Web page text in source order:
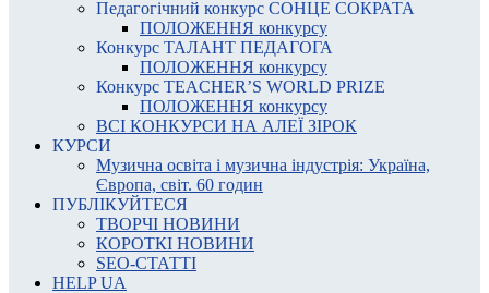
Педагогічний конкурс СОНЦЕ СОКРАТА
ПОЛОЖЕННЯ конкурсу
Конкурс ТАЛАНТ ПЕДАГОГА
ПОЛОЖЕННЯ конкурсу
Конкурс TEACHER’S WORLD PRIZE
ПОЛОЖЕННЯ конкурсу
ВСІ КОНКУРСИ НА АЛЕЇ ЗІРОК
КУРСИ
Музична освіта і музична індустрія: Україна,
Європа, світ. 60 годин
ПУБЛІКУЙТЕСЯ
ТВОРЧІ НОВИНИ
КОРОТКІ НОВИНИ
SEO-СТАТТІ
HELP UA